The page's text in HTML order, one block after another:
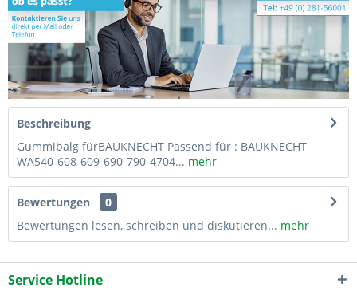
Beschreibung
Gummibalg fürBAUKNECHT Passend für : BAUKNECHT
WA540-608-609-690-790-4704... mehr
Bewertungen
0
Bewertungen lesen, schreiben und diskutieren... mehr
Service Hotline